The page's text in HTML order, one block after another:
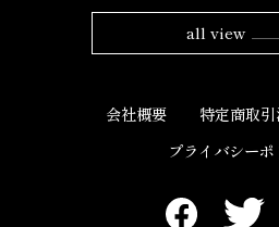
all view
会社概要
特定商取
プライバシー